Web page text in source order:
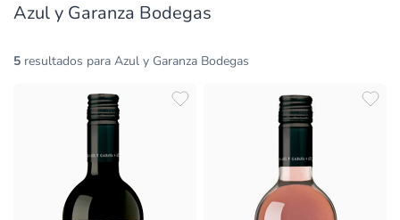
Azul y Garanza Bodegas
5 resultados para Azul y Garanza Bodegas